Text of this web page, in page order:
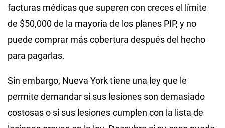
facturas médicas que superen con creces el límite
de $50,000 de la mayoría de los planes PIP, y no
puede comprar más cobertura después del hecho
para pagarlas.
Sin embargo, Nueva York tiene una ley que le
permite demandar si sus lesiones son demasiado
costosas o si sus lesiones cumplen con la lista de